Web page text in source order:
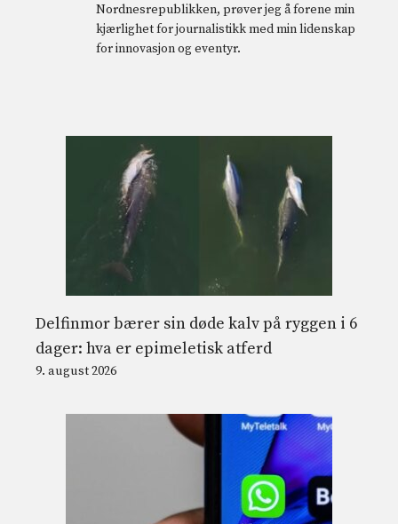
Nordnesrepublikken, prøver jeg å forene min
kjærlighet for journalistikk med min lidenskap
for innovasjon og eventyr.
Delfinmor bærer sin døde kalv på ryggen i 6
dager: hva er epimeletisk atferd
9. august 2026